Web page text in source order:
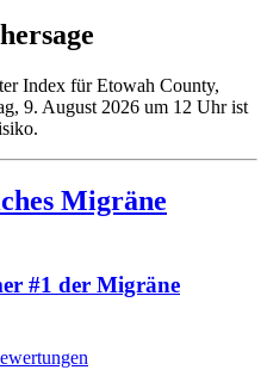
Index für Etowah County,
9. August 2026 um 12 Uhr ist
Migräne
#1 der Migräne